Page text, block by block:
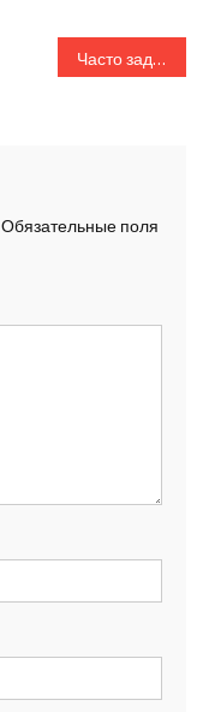
Часто задаваемые вопросы о предметной съемке: ответы экспертов
Обязательные поля